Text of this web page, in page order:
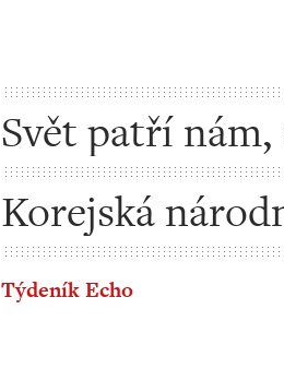
Svět patří
Korejská
Týdeník Echo